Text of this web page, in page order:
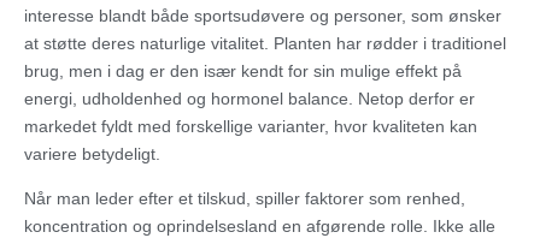
interesse blandt både sportsudøvere og personer, som ønsker
at støtte deres naturlige vitalitet. Planten har rødder i traditionel
brug, men i dag er den især kendt for sin mulige effekt på
energi, udholdenhed og hormonel balance. Netop derfor er
markedet fyldt med forskellige varianter, hvor kvaliteten kan
variere betydeligt.
Når man leder efter et tilskud, spiller faktorer som renhed,
koncentration og oprindelsesland en afgørende rolle. Ikke alle